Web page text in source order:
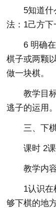
5知道
法：1己方下
6 明确
棋子或两颗
做一块棋。
教学目
逃子的运用。
三、下
课时 2
教学内
1认识
够下棋的地